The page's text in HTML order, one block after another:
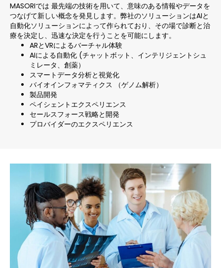
MASORIでは 最先端の技術を用いて、意味のある情報やデータを
つなげて新しい概念を発見します。弊社のソリューションはAIと
自動化ソリューションによって作られており、その場で診断と治
療を決定し、迅速な決定を行うことを可能にします。
ARとVRによるバーチャル体験
AIによる自動化 (チャットボット、インテリジェントシュ
ミレータ、創薬）
スマートデータ分析と視覚化
バイオインフォマティクス （ゲノム解析）
製品開発
ペイシェントエクスペリエンス
セールスフォース戦略と開発
プロバイダーのエクスペリエンス